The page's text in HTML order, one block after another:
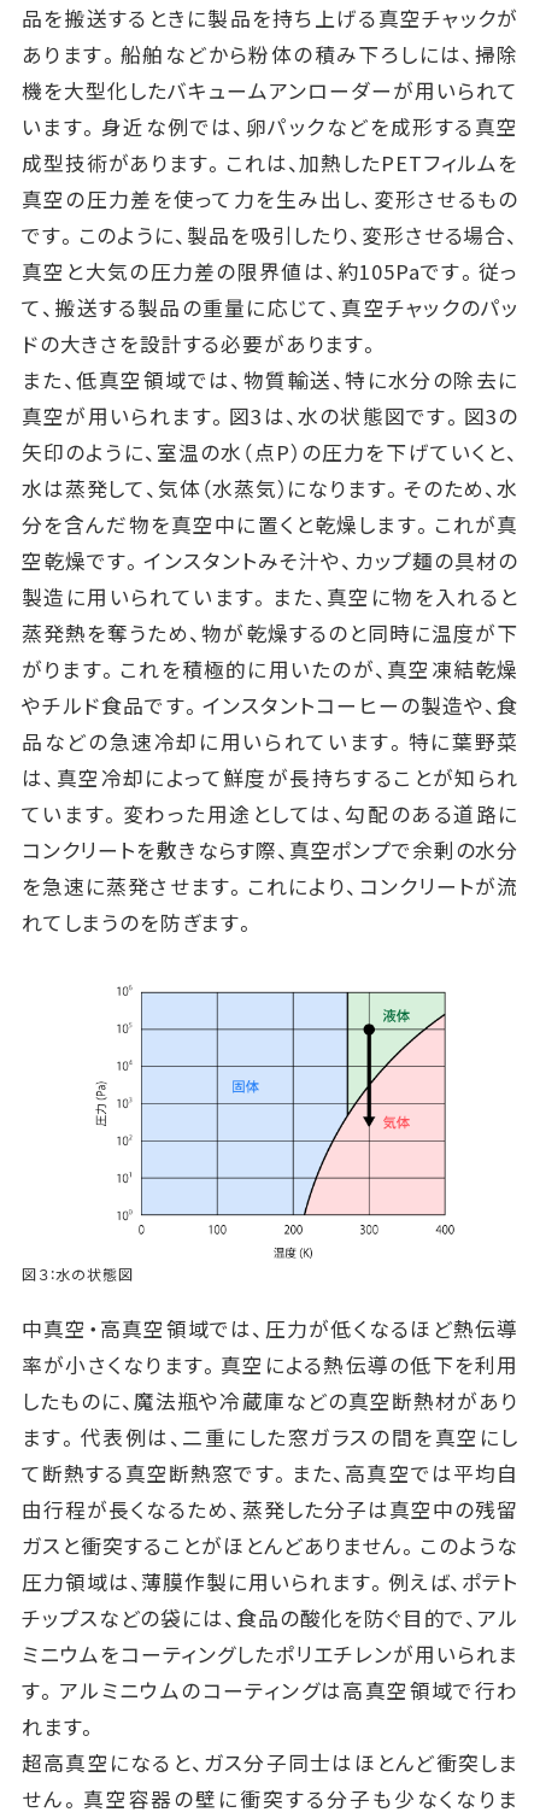
品を搬送するときに製品を持ち上げる真空チャックが
あります。船舶などから粉体の積み下ろしには、掃除
機を大型化したバキュームアンローダーが用いられて
います。身近な例では、卵パックなどを成形する真空
成型技術があります。これは、加熱したPETフィルムを
真空の圧力差を使って力を生み出し、変形させるもの
です。このように、製品を吸引したり、変形させる場合、
真空と大気の圧力差の限界値は、約105Paです。従っ
て、搬送する製品の重量に応じて、真空チャックのパッ
ドの大きさを設計する必要があります。
また、低真空領域では、物質輸送、特に水分の除去に
真空が用いられます。図3は、水の状態図です。図3の
矢印のように、室温の水（点P）の圧力を下げていくと、
水は蒸発して、気体（水蒸気）になります。そのため、水
分を含んだ物を真空中に置くと乾燥します。これが真
空乾燥です。インスタントみそ汁や、カップ麺の具材の
製造に用いられています。また、真空に物を入れると
蒸発熱を奪うため、物が乾燥するのと同時に温度が下
がります。これを積極的に用いたのが、真空凍結乾燥
やチルド食品です。インスタントコーヒーの製造や、食
品などの急速冷却に用いられています。特に葉野菜
は、真空冷却によって鮮度が長持ちすることが知られ
ています。変わった用途としては、勾配のある道路に
コンクリートを敷きならす際、真空ポンプで余剰の水分
を急速に蒸発させます。これにより、コンクリートが流
れてしまうのを防ぎます。
図３：水の状態図
中真空・高真空領域では、圧力が低くなるほど熱伝導
率が小さくなります。真空による熱伝導の低下を利用
したものに、魔法瓶や冷蔵庫などの真空断熱材があり
ます。代表例は、二重にした窓ガラスの間を真空にし
て断熱する真空断熱窓です。また、高真空では平均自
由行程が長くなるため、蒸発した分子は真空中の残留
ガスと衝突することがほとんどありません。このような
圧力領域は、薄膜作製に用いられます。例えば、ポテト
チップスなどの袋には、食品の酸化を防ぐ目的で、アル
ミニウムをコーティングしたポリエチレンが用いられま
す。アルミニウムのコーティングは高真空領域で行わ
れます。
超高真空になると、ガス分子同士はほとんど衝突しま
せん。真空容器の壁に衝突する分子も少なくなりま